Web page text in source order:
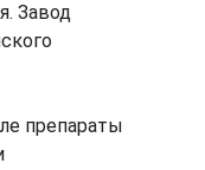
Завод
препараты